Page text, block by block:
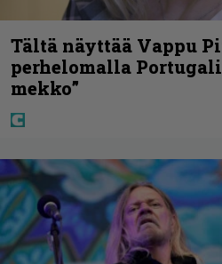
Tältä näyttää Vappu
perhelomalla
mekko”